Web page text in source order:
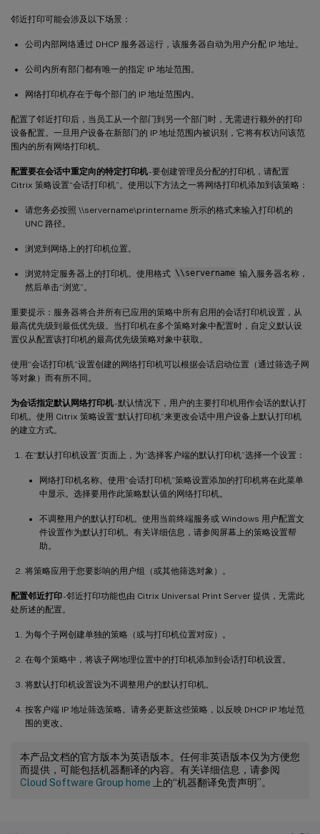
邻近打印可能会涉及以下场景：
公司内部网络通过 DHCP 服务器运行，该服务器自动为用户分配 IP 地址。
公司内所有部门都有唯一的指定 IP 地址范围。
网络打印机存在于每个部门的 IP 地址范围内。
配置了邻近打印后，当员工从一个部门到另一个部门时，无需进行额外的打印
设备配置。一旦用户设备在新部门的 IP 地址范围内被识别，它将有权访问该范
围内的所有网络打印机。
配置要在会话中重定向的特定打印机- 要创建管理员分配的打印机，请配置
Citrix 策略设置“会话打印机”。使用以下方法之一将网络打印机添加到该策略：
请您务必按照 \\servername\printername 所示的格式来输入打印机的
UNC 路径。
浏览到网络上的打印机位置。
浏览特定服务器上的打印机。使用格式 \\servername 输入服务器名称，
然后单击“浏览”。
重要提示：服务器将合并所有已应用的策略中所有启用的会话打印机设置，从
最高优先级到最低优先级。当打印机在多个策略对象中配置时，自定义默认设
置仅从配置该打印机的最高优先级策略对象中获取。
使用“会话打印机”设置创建的网络打印机可以根据会话启动位置（通过筛选子网
等对象）而有所不同。
为会话指定默认网络打印机- 默认情况下，用户的主要打印机用作会话的默认打
印机。使用 Citrix 策略设置“默认打印机”来更改会话中用户设备上默认打印机
的建立方式。
在“默认打印机设置”页面上，为“选择客户端的默认打印机”选择一个设置：
网络打印机名称。使用“会话打印机”策略设置添加的打印机将在此菜单
中显示。选择要用作此策略默认值的网络打印机。
不调整用户的默认打印机。使用当前终端服务或 Windows 用户配置文
件设置作为默认打印机。有关详细信息，请参阅屏幕上的策略设置帮
助。
将策略应用于您要影响的用户组（或其他筛选对象）。
配置邻近打印- 邻近打印功能也由 Citrix Universal Print Server 提供，无需此
处所述的配置。
为每个子网创建单独的策略（或与打印机位置对应）。
在每个策略中，将该子网地理位置中的打印机添加到会话打印机设置。
将默认打印机设置设为不调整用户的默认打印机。
按客户端 IP 地址筛选策略。请务必更新这些策略，以反映 DHCP IP 地址范
围的更改。
本产品文档的官方版本为英语版本。任何非英语版本仅为方便您
而提供，可能包括机器翻译的内容。有关详细信息，请参阅
Cloud Software Group home 上的“机器翻译免责声明”。